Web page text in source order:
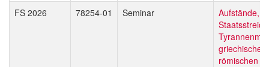
FS 2026 78254-01 Seminar
Aufstände,
griechischen
römischen